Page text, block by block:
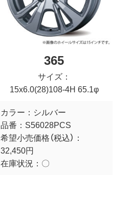
365
サイズ：
15x6.0(28)108-4H 65.1φ
カラー： シルバー
品番： S56028PCS
希望小売価格（税込）：
32,450円
在庫状況： 〇